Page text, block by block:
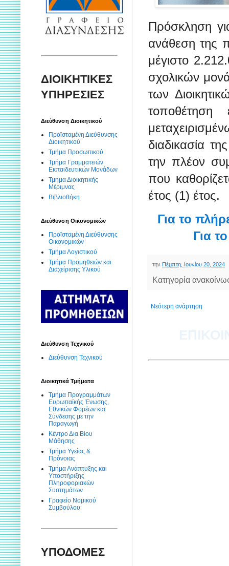
Πρόσκληση
ανάθεση της
μέγιστο
σχολικών
των
διαδικασία
την πλέον
που
έτος (1) έτος.
Για το
Για
την Πέμπτη, Ιουνίου 20, 2024
Κατηγορία
Νεότερη ανάρτηση
ΔΙΟΙΚΗΤΙΚΕΣ
ΥΠΗΡΕΣΙΕΣ
Διεύθυνση Διοικητικού
Προϊσταμένη Διεύθυνσης
Διοικητικού
Τμήμα Προσωπικού
Τμήμα Γραμματειών
Εκπαιδευτικών Μονάδων
Τμήμα Διοικητικής
Μέριμνας
Βιβλιοθήκη
Διεύθυνση Οικονομικών
Προϊσταμένη Διεύθυνσης
Οικονομικών
Τμήμα Λογιστικού
Τμήμα Προμηθειών και
Διαχείρισης Υλικού
Διεύθυνση Τεχνικού
Διεύθυνση Τεχνικού
Διοικητικά Τμήματα
Τμήμα Προγραμμάτων
Ευρωπαϊκής Ένωσης,
Εθνικών Φορέων και
Σύνδεσης με την
Παραγωγή
Κέντρο Δια Βίου
Μάθησης
Τμήμα Υγείας &
Πρόνοιας
Τμήμα Ανάπτυξης και
Υποστήριξης
Πληροφοριακών
Συστημάτων
Γραφείο Νομικού
Συμβούλου
ΥΠΟΔΟΜΕΣ